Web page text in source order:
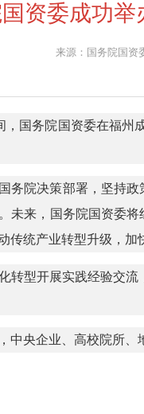
资委成功
来源：国务院国
国务院国资委在福
务院决策部署，坚持
未来，国务院国资委
统产业转型升级，加
转型开展实践经验交
央企业、高校院所